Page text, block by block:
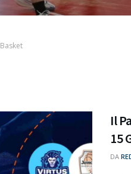
Basket
Il
15
DA